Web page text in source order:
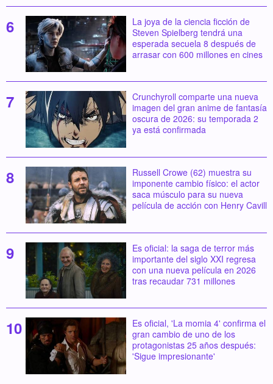
La joya de la ciencia ficción de
Steven Spielberg tendrá una
esperada secuela 8 después de
arrasar con 600 millones en cines
Crunchyroll comparte una nueva
imagen del gran anime de fantasía
oscura de 2026: su temporada 2
ya está confirmada
Russell Crowe (62) muestra su
imponente cambio físico: el actor
saca músculo para su nueva
película de acción con Henry Cavill
Es oficial: la saga de terror más
importante del siglo XXI regresa
con una nueva película en 2026
tras recaudar 731 millones
Es oficial, 'La momia 4' confirma el
gran cambio de uno de los
protagonistas 25 años después:
'Sigue impresionante'